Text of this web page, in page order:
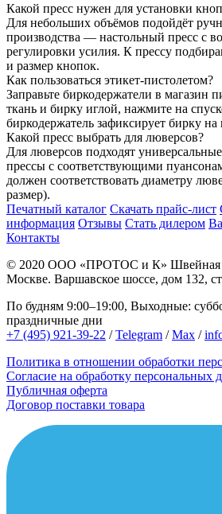
Какой пресс нужен для установки
Для небольших объёмов подойдёт
производства — настольный пресс с
регулировки усилия. К прессу
и размер кнопок.
Как пользоваться этикет-пистолетом?
Заправьте биркодержатели в магазин
ткань и бирку иглой, нажмите на
биркодержатель зафиксирует бирку на
Какой пресс выбрать для люверсов?
Для люверсов подходят
прессы с соответствующими
должен соответствовать диаметру
размер).
Печатный каталог Скачать прайс-лист
информация Отзывы Стать дилером
Контакты
© 2020 ООО «ПРОТОС и К» Швейная
Москве. Варшавское шоссе, дом 132,
По будням 9:00–19:00, Выходные:
праздничные дни
+7 (495) 921-39-22 /Telegram /Max /
Политика в отношении обработки
Согласие на обработку персональных
Публичная оферта
Договор поставки товара